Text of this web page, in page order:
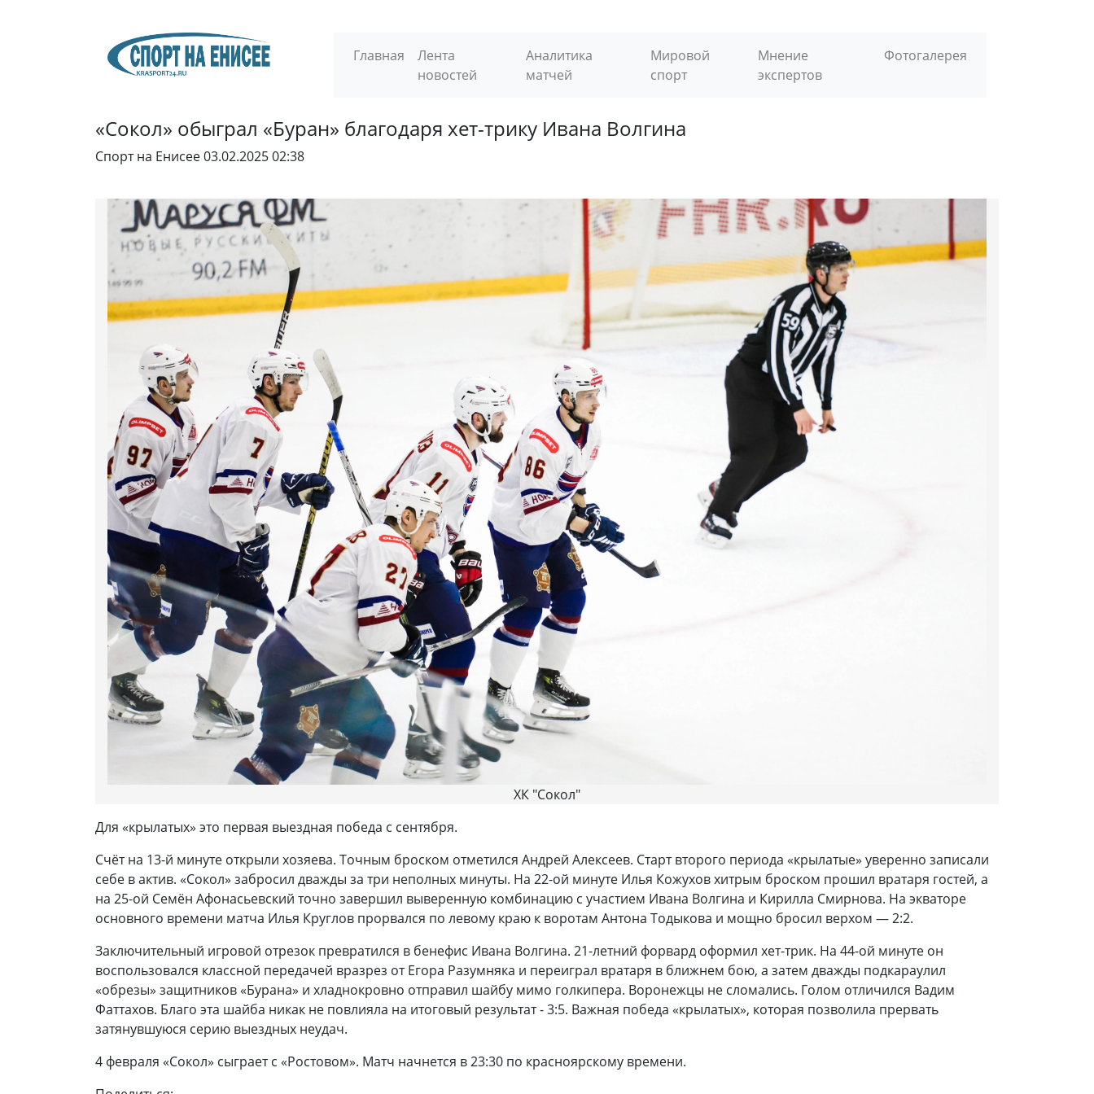
Главная
Лента
новостей
Аналитика
матчей
Мировой
спорт
Мнение
экспертов
Фотогалерея
«Сокол» обыграл «Буран» благодаря хет-трику Ивана Волгина
Спорт на Енисее03.02.2025 02:38
ХК "Сокол"
Для «крылатых» это первая выездная победа с сентября.
Счёт на 13-й минуте открыли хозяева. Точным броском отметился Андрей Алексеев. Старт второго периода «крылатые» уверенно записали
себе в актив. «Сокол» забросил дважды за три неполных минуты. На 22-ой минуте Илья Кожухов хитрым броском прошил вратаря гостей, а
на 25-ой Семён Афонасьевский точно завершил выверенную комбинацию с участием Ивана Волгина и Кирилла Смирнова. На экваторе
основного времени матча Илья Круглов прорвался по левому краю к воротам Антона Тодыкова и мощно бросил верхом — 2:2.
Заключительный игровой отрезок превратился в бенефис Ивана Волгина. 21-летний форвард оформил хет-трик. На 44-ой минуте он
воспользовался классной передачей вразрез от Егора Разумняка и переиграл вратаря в ближнем бою, а затем дважды подкараулил
«обрезы» защитников «Бурана» и хладнокровно отправил шайбу мимо голкипера. Воронежцы не сломались. Голом отличился Вадим
Фаттахов. Благо эта шайба никак не повлияла на итоговый результат - 3:5. Важная победа «крылатых», которая позволила прервать
затянувшуюся серию выездных неудач.
4 февраля «Сокол» сыграет с «Ростовом». Матч начнется в 23:30 по красноярскому времени.